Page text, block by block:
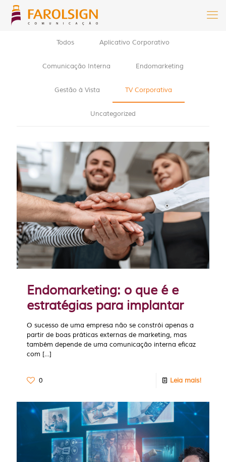
Todos Aplicativo Corporativo
Comunicação Interna Endomarketing
Gestão à Vista TV Corporativa
Uncategorized
Endomarketing: o que é e
estratégias para implantar
O sucesso de uma empresa não se constrói apenas a
partir de boas práticas externas de marketing, mas
também depende de uma comunicação interna eficaz
com […]
0 Leia mais!